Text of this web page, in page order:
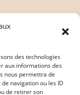
des technologies
aux informations des
nous permettra de
navigation ou les ID
de retirer son